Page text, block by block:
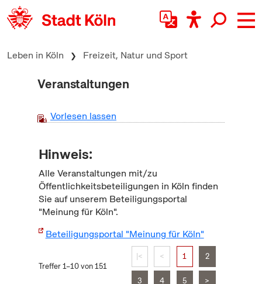
zum Inhalt springen
Leben in Köln Freizeit, Natur und Sport
Veranstaltungen
Vorlesen lassen
Hinweis:
Alle Veranstaltungen mit/zu
Öffentlichkeitsbeteiligungen in Köln finden
Sie auf unserem Beteiligungsportal
"Meinung für Köln".
Beteiligungsportal "Meinung für Köln"
Treffer 1–10 von 151
|< < 1 2
3 4 5 >